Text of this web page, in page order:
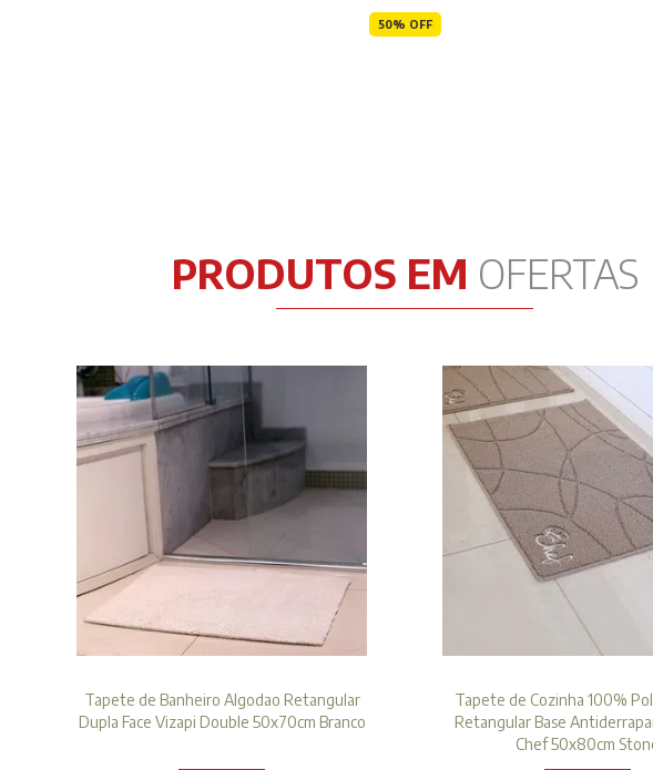
50% OFF
PRODUTOS EM OFERTAS
Tapete de Banheiro Algodao Retangular
Dupla Face Vizapi Double 50x70cm Branco
Tapete de Cozinha 100%
Retangular Base
Chef 50x80cm